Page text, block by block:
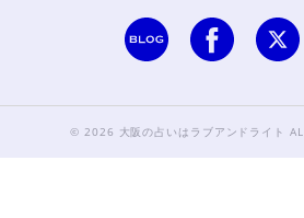
© 2026 大阪の占いはラブアンドライト